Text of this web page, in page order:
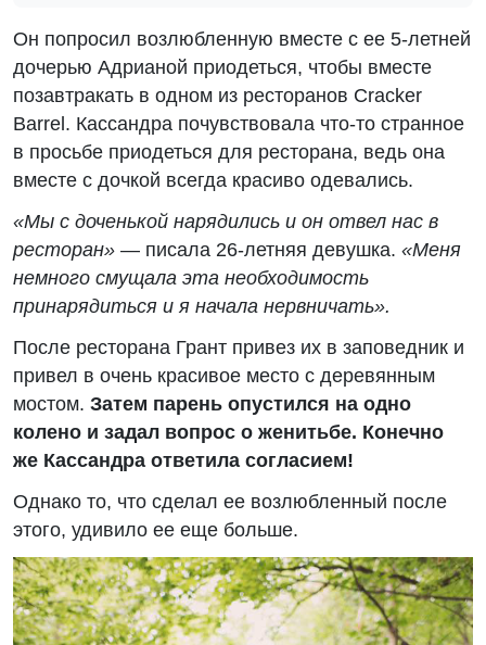
Он попросил возлюбленную вместе с ее 5-летней
дочерью Адрианой приодеться, чтобы вместе
позавтракать в одном из ресторанов Cracker
Barrel. Кассандра почувствовала что-то странное
в просьбе приодеться для ресторана, ведь она
вместе с дочкой всегда красиво одевались.
«Мы с доченькой нарядились и он отвел нас в
ресторан» — писала 26-летняя девушка. «Меня
немного смущала эта необходимость
принарядиться и я начала нервничать».
После ресторана Грант привез их в заповедник и
привел в очень красивое место с деревянным
мостом. Затем парень опустился на одно
колено и задал вопрос о женитьбе. Конечно
же Кассандра ответила согласием!
Однако то, что сделал ее возлюбленный после
этого, удивило ее еще больше.